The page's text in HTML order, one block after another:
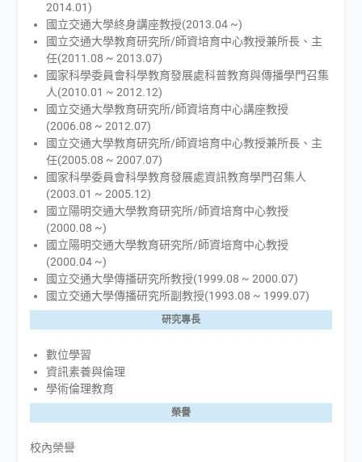
2014.01)
國立交通大學終身講座教授(2013.04 ~)
國立交通大學教育研究所/師資培育中心教授兼所長、主
任(2011.08 ~ 2013.07)
國家科學委員會科學教育發展處科普教育與傳播學門召集
人(2010.01 ~ 2012.12)
國立交通大學教育研究所/師資培育中心講座教授
(2006.08 ~ 2012.07)
國立交通大學教育研究所/師資培育中心教授兼所長、主
任(2005.08 ~ 2007.07)
國家科學委員會科學教育發展處資訊教育學門召集人
(2003.01 ~ 2005.12)
國立陽明交通大學教育研究所/師資培育中心教授
(2000.08 ~)
國立陽明交通大學教育研究所/師資培育中心教授
(2000.04 ~)
國立交通大學傳播研究所教授(1999.08 ~ 2000.07)
國立交通大學傳播研究所副教授(1993.08 ~ 1999.07)
研究專長
數位學習
資訊素養與倫理
學術倫理教育
榮譽
校內榮譽